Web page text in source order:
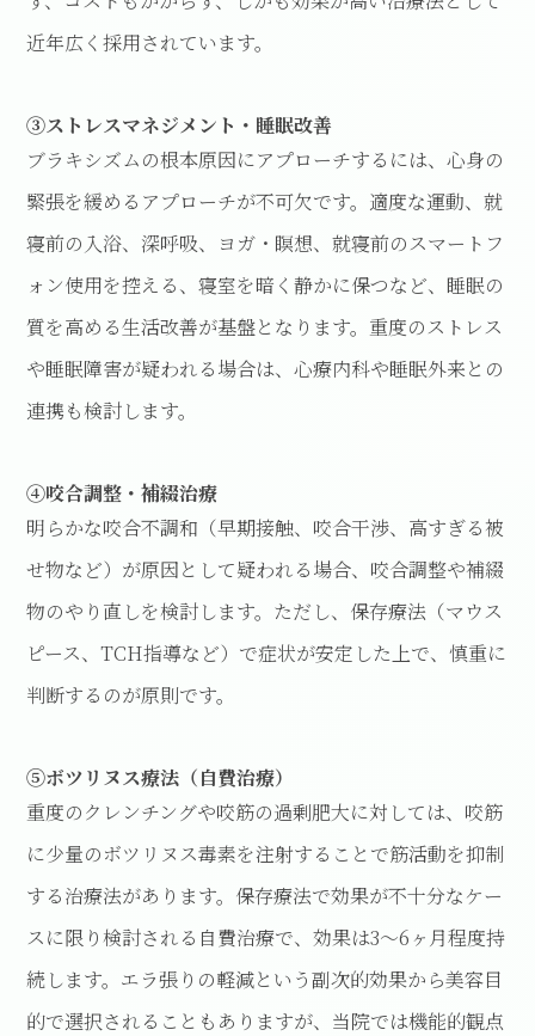
近年広く採用されています。
③ストレスマネジメント・睡眠改善
ブラキシズムの根本原因にアプローチするには、心身の
緊張を緩めるアプローチが不可欠です。適度な運動、就
寝前の入浴、深呼吸、ヨガ・瞑想、就寝前のスマートフ
ォン使用を控える、寝室を暗く静かに保つなど、睡眠の
質を高める生活改善が基盤となります。重度のストレス
や睡眠障害が疑われる場合は、心療内科や睡眠外来との
連携も検討します。
④咬合調整・補綴治療
明らかな咬合不調和（早期接触、咬合干渉、高すぎる被
せ物など）が原因として疑われる場合、咬合調整や補綴
物のやり直しを検討します。ただし、保存療法（マウス
ピース、TCH指導など）で症状が安定した上で、慎重に
判断するのが原則です。
⑤ボツリヌス療法（自費治療）
重度のクレンチングや咬筋の過剰肥大に対しては、咬筋
に少量のボツリヌス毒素を注射することで筋活動を抑制
する治療法があります。保存療法で効果が不十分なケー
スに限り検討される自費治療で、効果は3〜6ヶ月程度持
続します。エラ張りの軽減という副次的効果から美容目
的で選択されることもありますが、当院では機能的観点